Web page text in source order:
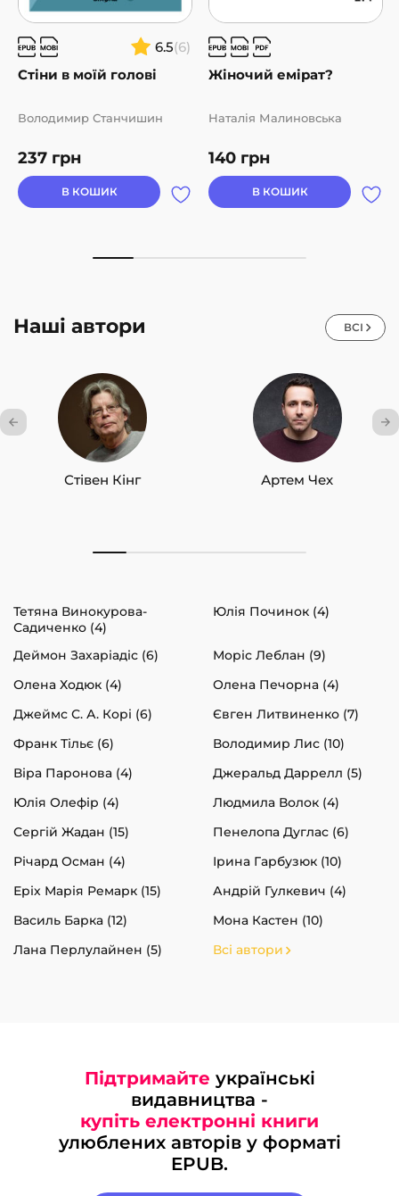
6.5(6)
Стіни в моїй голові
237 грн
Володимир Станчишин
В КОШИК
Жіночий емірат?
140 грн
Наталія Малиновська
В КОШИК
Наші автори ВСІ
Стівен Кінг Артем Чех
Тетяна Винокурова-
Садиченко (4)
Юлія Починок (4)
Деймон Захаріадіс (6)
Моріс Леблан (9)
Олена Ходюк (4)
Олена Печорна (4)
Джеймс С. А. Корі (6)
Євген Литвиненко (7)
Франк Тільє (6)
Володимир Лис (10)
Віра Паронова (4)
Джеральд Даррелл (5)
Юлія Олефір (4)
Людмила Волок (4)
Сергій Жадан (15)
Пенелопа Дуглас (6)
Річард Осман (4)
Ірина Гарбузюк (10)
Еріх Марія Ремарк (15)
Андрій Гулкевич (4)
Василь Барка (12)
Мона Кастен (10)
Лана Перлулайнен (5)
Всі автори
Підтримайте українські
видавництва -
купіть електронні книги
улюблених авторів у форматі
EPUB.